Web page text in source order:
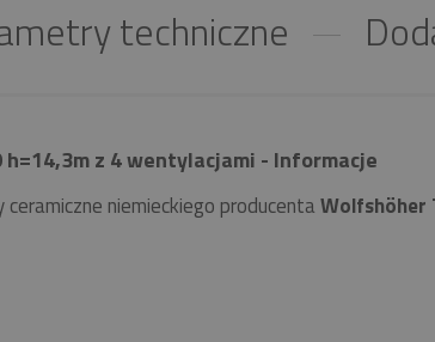
techniczne
h=14,3m z 4 wentylacjami - Informacje
ceramiczne niemieckiego producentaWolfshöher